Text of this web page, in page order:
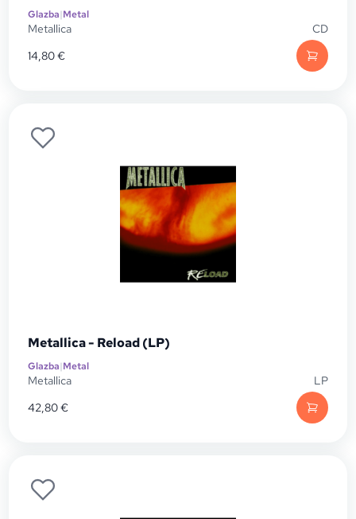
Glazba|Metal
Metallica
CD
14,80€
Metallica - Reload (LP)
Glazba|Metal
Metallica
LP
42,80€